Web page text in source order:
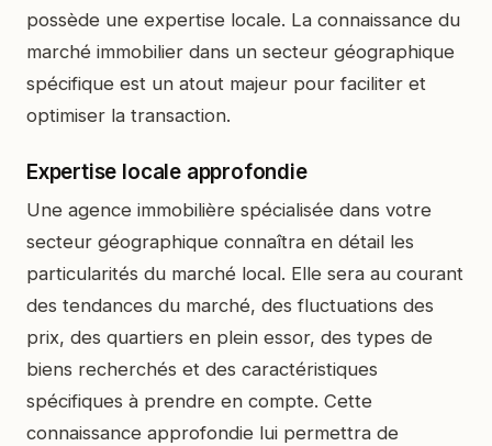
possède une expertise locale. La connaissance du
marché immobilier dans un secteur géographique
spécifique est un atout majeur pour faciliter et
optimiser la transaction.
Expertise locale approfondie
Une agence immobilière spécialisée dans votre
secteur géographique connaîtra en détail les
particularités du marché local. Elle sera au courant
des tendances du marché, des fluctuations des
prix, des quartiers en plein essor, des types de
biens recherchés et des caractéristiques
spécifiques à prendre en compte. Cette
connaissance approfondie lui permettra de